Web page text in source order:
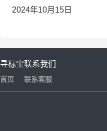
2024年10月15日
寻标宝
首页
联系我们
联系客服